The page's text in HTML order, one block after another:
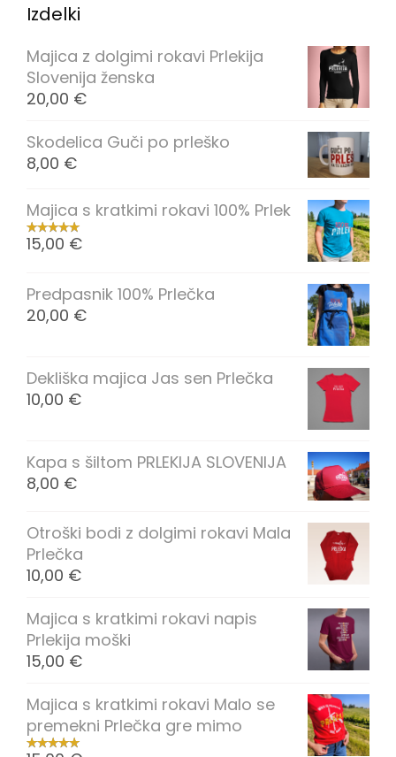
Izdelki
Majica z dolgimi rokavi Prlekija
Slovenija ženska
20,00 €
Skodelica Guči po prleško
8,00 €
Majica s kratkimi rokavi 100% Prlek
15,00 €
Predpasnik 100% Prlečka
20,00 €
Dekliška majica Jas sen Prlečka
10,00 €
Kapa s šiltom PRLEKIJA SLOVENIJA
8,00 €
Otroški bodi z dolgimi rokavi Mala
Prlečka
10,00 €
Majica s kratkimi rokavi napis
Prlekija moški
15,00 €
Majica s kratkimi rokavi Malo se
premekni Prlečka gre mimo